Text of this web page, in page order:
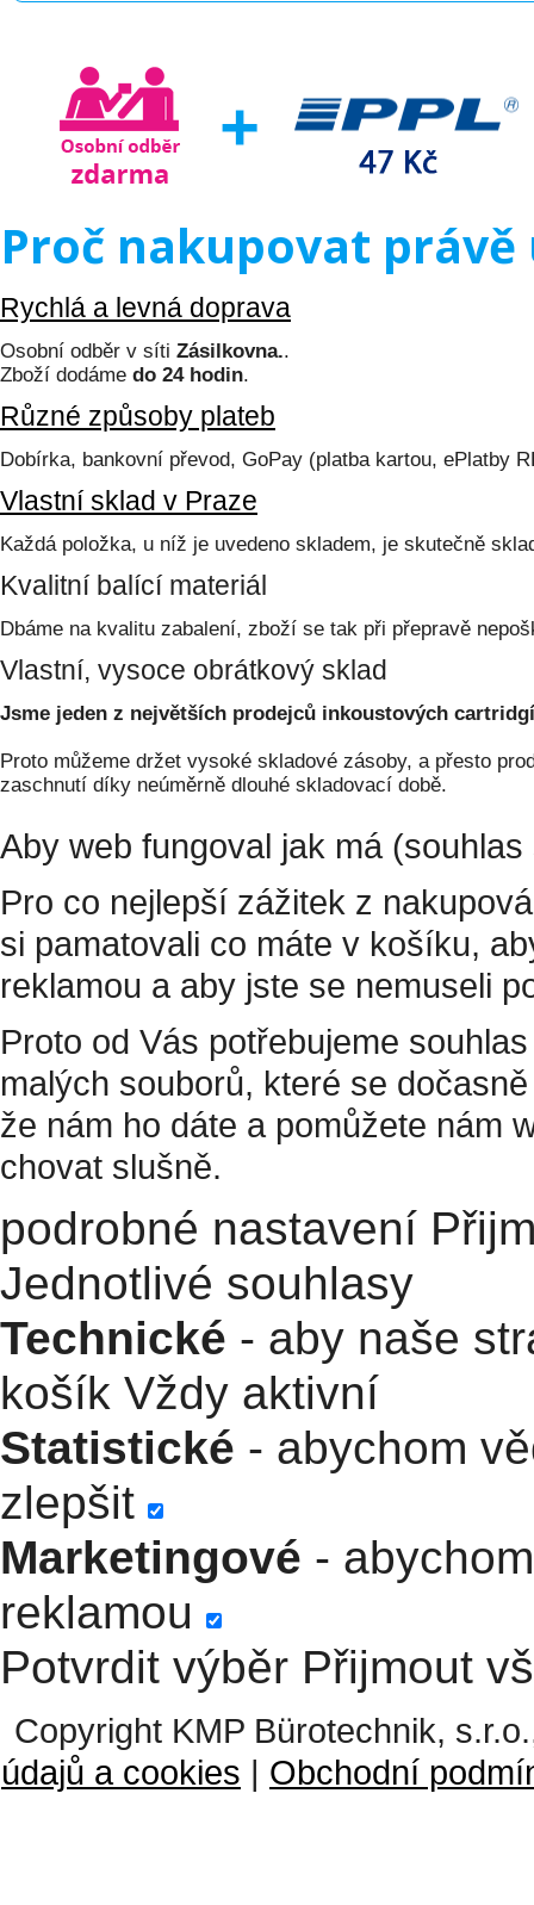
Proč nakupovat právě
Rychlá a levná doprava
Osobní odběr v síti Zásilkovna..
Zboží dodáme do 24 hodin.
Různé způsoby plateb
Dobírka, bankovní převod, GoPay (platba kartou, ePlatby
Vlastní sklad v Praze
Každá položka, u níž je uvedeno skladem, je skutečně
Kvalitní balící materiál
Dbáme na kvalitu zabalení, zboží se tak při přepravě
Vlastní, vysoce obrátkový sklad
Jsme jeden z největších prodejců inkoustových
Proto můžeme držet vysoké skladové zásoby, a přesto
zaschnutí díky neúměrně dlouhé skladovací době.
Aby web fungoval jak má
Pro co nejlepší zážitek z
si pamatovali co máte v košíku,
reklamou a aby jste se nemuseli
Proto od Vás potřebujeme
malých souborů, které se
že nám ho dáte a pomůžete nám
chovat slušně.
podrobné nastavení
Jednotlivé souhlasy
Technické - aby naše
košík Vždy aktivní
Statistické - abychom
zlepšit
Marketingové -
reklamou
Potvrdit výběr Přijmout
Copyright KMP Bürotechnik,
údajů a cookies | Obchodní